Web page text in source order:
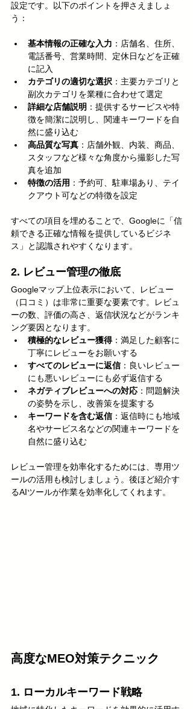
設定です。以下のポイントを押さえましょ
う：
基本情報の正確な入力 ：店舗名、住所、
電話番号、営業時間、定休日などを正確
に記入
カテゴリの適切な選択 ：主要カテゴリと
副次カテゴリを業種に合わせて選定
詳細な店舗説明 ：提供するサービスや特
徴を簡潔に説明し、関連キーワードを自
然に盛り込む
高品質な写真 ：店舗外観、内装、商品、
スタッフなど様々な角度から撮影した写
真を追加
特徴の活用 ：予約可、駐車場あり、テイ
クアウト可などの特徴を設定
すべての項目を埋めることで、Googleに「信
頼できる正確な情報を提供しているビジネ
ス」と認識されやすくなります。
2. レビュー管理の徹底
Googleマップ上位表示において、レビュー
（口コミ）は非常に重要な要素です。レビュ
ーの数、評価の高さ、返信状況などがランキ
ング要因となります。
積極的なレビュー獲得：満足した顧客に
丁寧にレビューをお願いする
すべてのレビューに返信：良いレビュー
にも悪いレビューにも必ず返信する
ネガティブレビューへの対応 ：問題解決
の姿勢を示し、改善策を提案する
キーワードを含む返信：返信時にも地域
名やサービス名などの関連キーワードを
自然に盛り込む
レビュー管理を効率化するためには、専用ツ
ールの活用も検討しましょう。後ほど紹介す
るAIツールが作業を効率化してくれます。
高度なMEO対策テクニック
1. ローカルキーワード戦略